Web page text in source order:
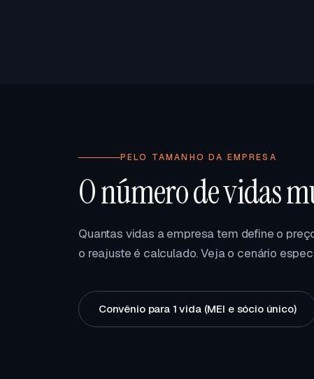
PELO TAMANHO DA EMPRESA
O número de vidas
Quantas vidas a empresa tem define o
o reajuste é calculado. Veja o cenário
Convênio para 1 vida (MEI e sócio único)